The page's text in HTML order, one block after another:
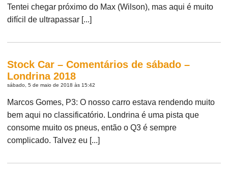
Tentei chegar próximo do Max (Wilson), mas aqui é muito
difícil de ultrapassar [...]
Stock Car – Comentários de sábado –
Londrina 2018
sábado, 5 de maio de 2018 às 15:42
Marcos Gomes, P3: O nosso carro estava rendendo muito
bem aqui no classificatório. Londrina é uma pista que
consome muito os pneus, então o Q3 é sempre
complicado. Talvez eu [...]